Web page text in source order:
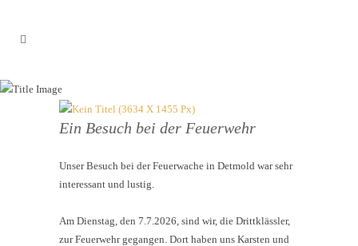
Ein Besuch bei der Feuerwehr
Unser Besuch bei der Feuerwache in Detmold war sehr
interessant und lustig.
Am Dienstag, den 7.7.2026, sind wir, die Drittklässler,
zur Feuerwehr gegangen. Dort haben uns Karsten und